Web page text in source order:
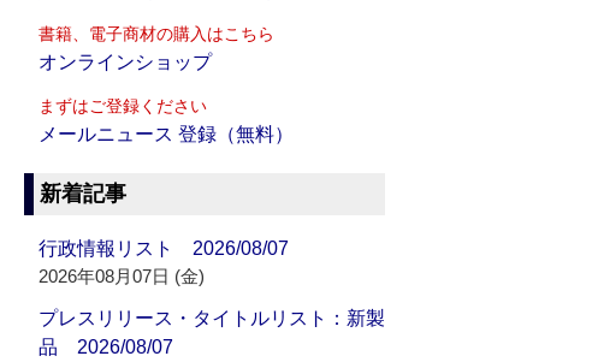
書籍、電子商材の購入はこちら
オンラインショップ
まずはご登録ください
メールニュース 登録（無料）
新着記事
行政情報リスト 2026/08/07
2026年08月07日 (金)
プレスリリース・タイトルリスト：新製
品 2026/08/07